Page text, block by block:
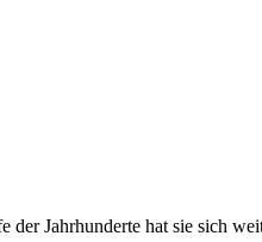
der Jahrhunderte hat sie sich